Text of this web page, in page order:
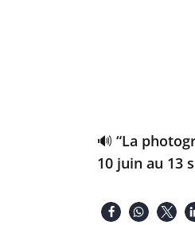
🔊 “La
10 juin au 13